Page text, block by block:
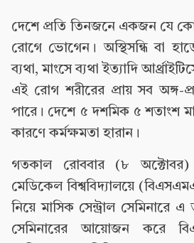
দেশে প্রতি তিনজনে একজন যে
রোগে ভোগেন। অস্থিসন্ধি বা
ব্যথা, মাংসে ব্যথা ইত্যাদি
এই রোগ শরীরের প্রায় সব অঙ্গ-
পারে। দেশে ৫ দশমিক ৫ শতাংশ
কারণে কর্মক্ষমতা হারান।
গতকাল রোববার (৮ অক্টোবর)
মেডিকেল বিশ্ববিদ্যালয়ে
নিয়ে মাসিক সেন্ট্রাল সেমিনারে
সেমিনারের আয়োজন করে